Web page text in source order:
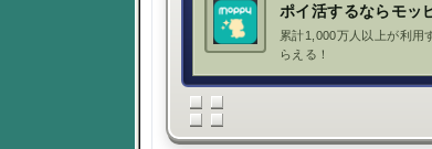
ポイ活するならモッ
累計1,000万人以上が利用
らえる！